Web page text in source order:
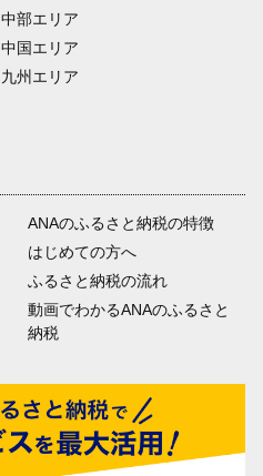
中部エリア
中国エリア
九州エリア
ANAのふるさと納税の特徴
はじめての方へ
ふるさと納税の流れ
動画でわかるANAのふるさと
納税